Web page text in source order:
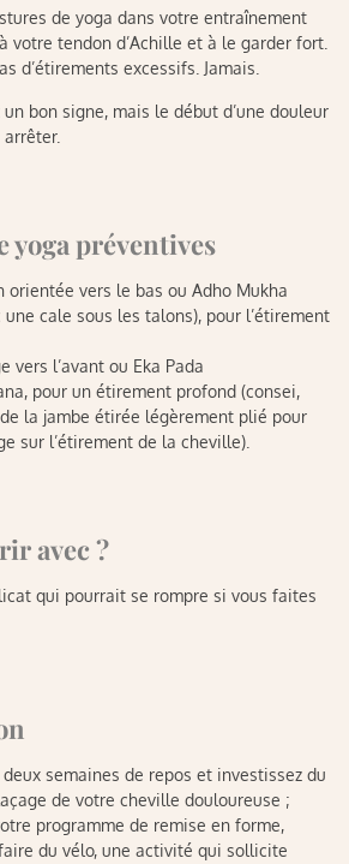
de yoga dans votre entraînement
votre tendon d’Achille et à le garder fort.
d’étirements excessifs. Jamais.
bon signe, mais le début d’une douleur
yoga préventives
orientée vers le bas ou Adho Mukha
une cale sous les talons), pour l’étirement
vers l’avant ou Eka Pada
pour un étirement profond (consei,
la jambe étirée légèrement plié pour
sur l’étirement de la cheville).
avec ?
qui pourrait se rompre si vous faites
semaines de repos et investissez du
de votre cheville douloureuse ;
programme de remise en forme,
du vélo, une activité qui sollicite